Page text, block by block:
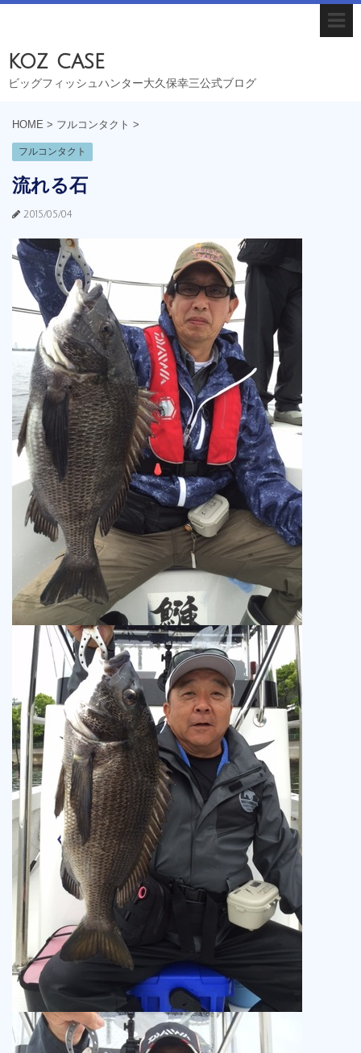
koz case
ビッグフィッシュハンター大久保幸三公式ブログ
HOME > フルコンタクト >
フルコンタクト
流れる石
2015/05/04